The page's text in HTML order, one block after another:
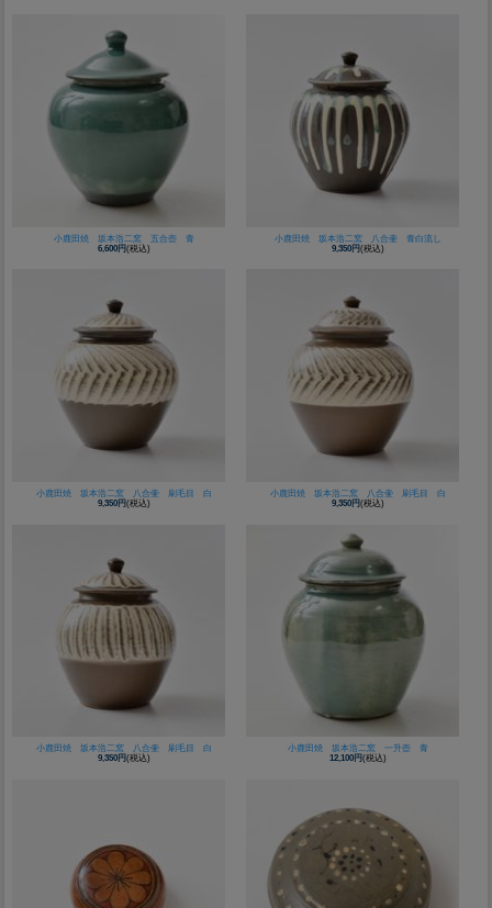
小鹿田焼 坂本浩二窯 五合壺 青
6,600円(税込)
小鹿田焼 坂本浩二窯 八合壷 青白流し
9,350円(税込)
小鹿田焼 坂本浩二窯 八合壷 刷毛目 白
9,350円(税込)
小鹿田焼 坂本浩二窯 八合壷 刷毛目 白
9,350円(税込)
小鹿田焼 坂本浩二窯 八合壷 刷毛目 白
9,350円(税込)
小鹿田焼 坂本浩二窯 一升壺 青
12,100円(税込)